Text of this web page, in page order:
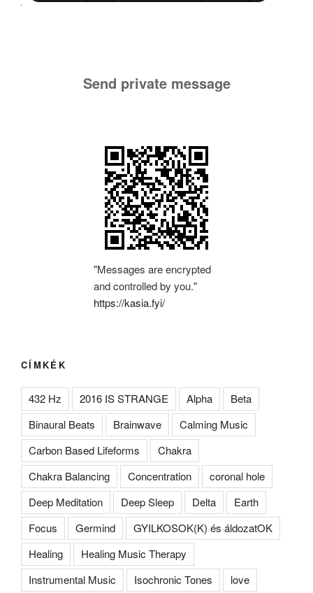
Send private message
"Messages are encrypted
and controlled by you."
https://kasia.fyi/
CÍMKÉK
432 Hz 2016 IS STRANGE Alpha
Beta
Binaural Beats
Brainwave
Calming Music
Carbon Based Lifeforms
Chakra
Chakra Balancing
Concentration
coronal hole
Deep Meditation
Deep Sleep Delta
Earth
Focus
Germind
GYILKOSOK(K) és áldozatOK
Healing
Healing Music Therapy
Instrumental Music
Isochronic Tones love